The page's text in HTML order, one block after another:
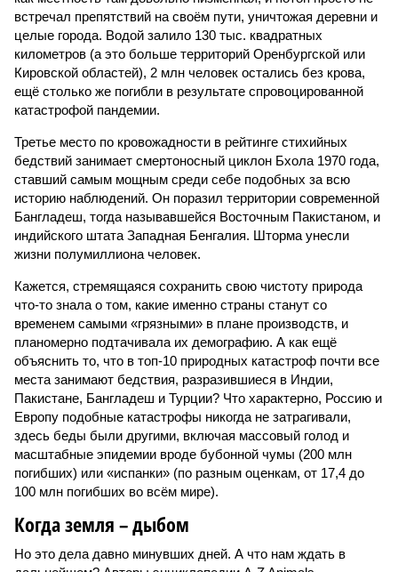
встречал препятствий на своём пути, уничтожая деревни и
целые города. Водой залило 130 тыс. квадратных
километров (а это больше территорий Оренбургской или
Кировской областей), 2 млн человек остались без крова,
ещё столько же погибли в результате спровоцированной
катастрофой пандемии.
Третье место по кровожадности в рейтинге стихийных
бедствий занимает смертоносный циклон Бхола 1970 года,
ставший самым мощным среди себе подобных за всю
историю наблюдений. Он поразил территории современной
Бангладеш, тогда называвшейся Восточным Пакистаном, и
индийского штата Западная Бенгалия. Шторма унесли
жизни полумиллиона человек.
Кажется, стремящаяся сохранить свою чистоту природа
что-то знала о том, какие именно страны станут со
временем самыми «грязными» в плане производств, и
планомерно подтачивала их демографию. А как ещё
объяснить то, что в топ-10 природных катастроф почти все
места занимают бедствия, разразившиеся в Индии,
Пакистане, Бангладеш и Турции? Что характерно, Россию и
Европу подобные катастрофы никогда не затрагивали,
здесь беды были другими, включая массовый голод и
масштабные эпидемии вроде бубонной чумы (200 млн
погибших) или «испанки» (по разным оценкам, от 17,4 до
100 млн погибших во всём мире).
Когда земля – дыбом
Но это дела давно минувших дней. А что нам ждать в